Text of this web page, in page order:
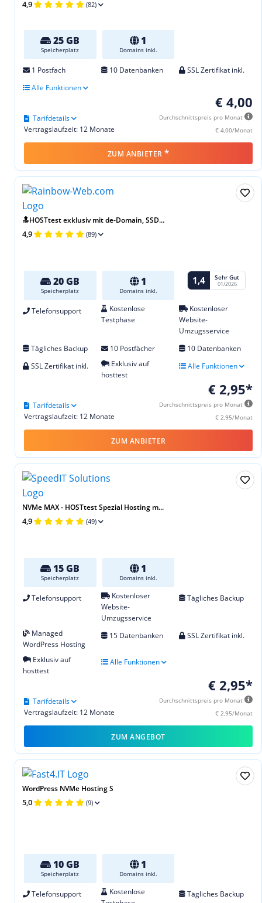
4,9 (82)
25 GB
Speicherplatz
1
Domains inkl.
1 Postfach 10 Datenbanken
SSL Zertifikat inkl.
Alle Funktionen
€ 4,00
Durchschnittspreis pro Monat
€ 4,00/Monat
Vertragslaufzeit: 12 Monate
Tarifdetails
ZUM ANBIETER *
🔝HOSTtest exklusiv mit de-Domain, SSD...
4,9 (89)
20 GB
Speicherplatz
1
Domains inkl.
1,4 Sehr Gut
01/2026
Telefonsupport
Kostenlose
Testphase
Kostenloser
Website-
Umzugsservice
Tägliches Backup
10 Postfächer
10 Datenbanken
SSL Zertifikat inkl.
Exklusiv auf
hosttest
Alle Funktionen
€ 2,95*
Durchschnittspreis pro Monat
€ 2,95/Monat
Vertragslaufzeit: 12 Monate
Tarifdetails
ZUM ANBIETER
NVMe MAX - HOSTtest Spezial Hosting m...
4,9 (49)
15 GB
Speicherplatz
1
Domains inkl.
Telefonsupport
Kostenloser
Website-
Umzugsservice
Tägliches Backup
Managed
WordPress Hosting
15 Datenbanken SSL Zertifikat inkl.
Exklusiv auf
hosttest
Alle Funktionen
€ 2,95*
Durchschnittspreis pro Monat
€ 2,95/Monat
Vertragslaufzeit: 12 Monate
Tarifdetails
ZUM ANGEBOT
WordPress NVMe Hosting S
5,0 (9)
10 GB
Speicherplatz
1
Domains inkl.
Telefonsupport
Kostenlose
Tägliches Backup